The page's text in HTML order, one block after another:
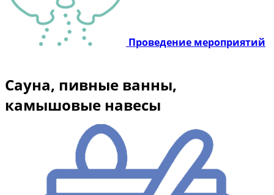
Проведение мероприятий
Сауна, пивные ванны,
камышовые навесы